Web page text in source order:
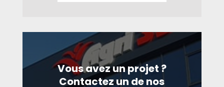
Vous avez un projet ?
Contactez un de nos